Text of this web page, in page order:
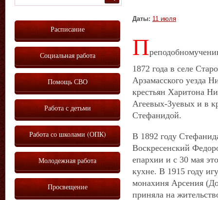
Даты: 11 июля
П
1872 года в селе
Арзамасского уезда
крестьян Харитона
Агеевых-Зуевых и в
Стефанидой.
В 1892 году
Воскресенский
епархии и с 30 мая
кухне. В 1915 году
монахиня Арсения
приняла на
Расписание
Социальная работа
Помощь СВО
Работа с детьми
Работа со школами (ОПК)
Молодежная работа
Просвещение